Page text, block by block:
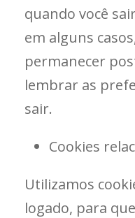
quando você
em alguns
permanecer
lembrar as
sair.
Cookies
Utilizamos
logado, para